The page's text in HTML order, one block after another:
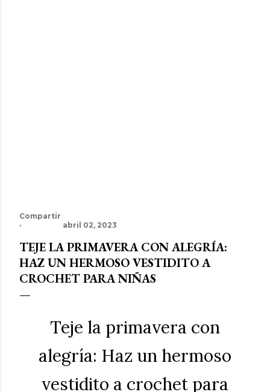
Compartir
abril 02, 2023
TEJE LA PRIMAVERA CON ALEGRÍA:
HAZ UN HERMOSO VESTIDITO A
CROCHET PARA NIÑAS
Teje la primavera con
alegría: Haz un hermoso
vestidito a crochet para